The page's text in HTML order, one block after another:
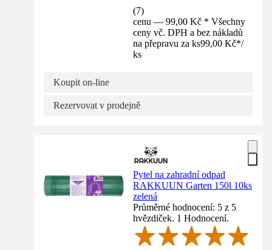
(7)
cenu — 99,00 Kč * Všechny
ceny vč. DPH a bez nákladů
na přepravu za ks99,00 Kč*/
ks
Koupit on-line
Rezervovat v prodejně
Pytel na zahradní odpad
RAKKUUN Garten 150l 10ks
zelená
Průměrné hodnocení: 5 z 5
hvězdiček. 1 Hodnocení.